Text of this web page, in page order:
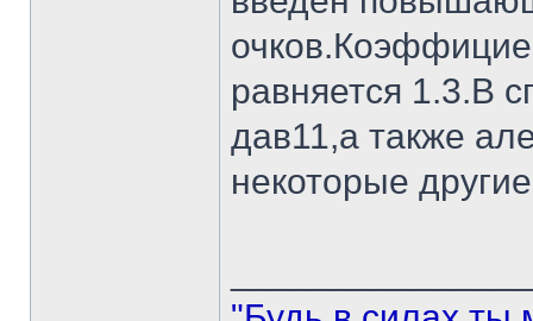
равняется 1.3.В
дав11,а также
некоторые